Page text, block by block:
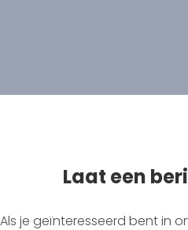
Laat een
Als je geïnteresseerd bent in